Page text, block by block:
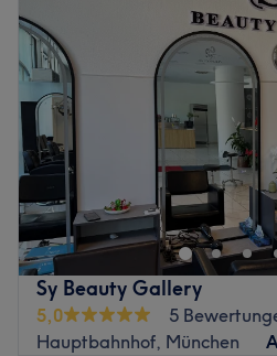
Sy Beauty Gallery
5,0
5
Hauptbahnhof, München